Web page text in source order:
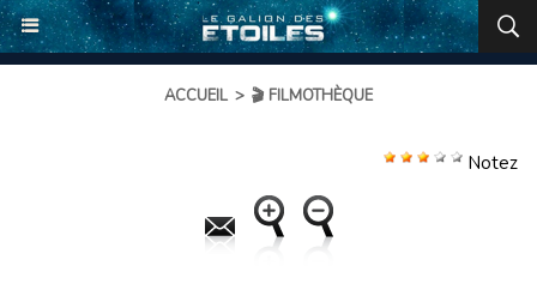
ACCUEIL > 🎬 FILMOTHÈQUE
Notez